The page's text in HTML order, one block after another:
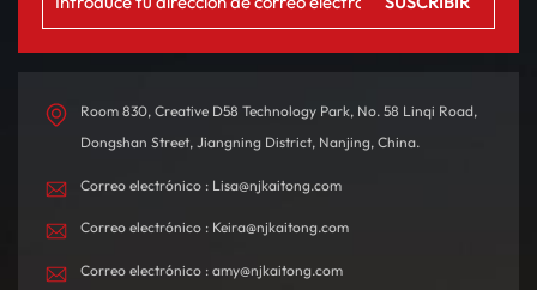
Room 830, Creative D58 Technology Park, No. 58 Linqi Road,
Dongshan Street, Jiangning District, Nanjing, China.
Correo electrónico : Lisa@njkaitong.com
Correo electrónico : Keira@njkaitong.com
Correo electrónico : amy@njkaitong.com